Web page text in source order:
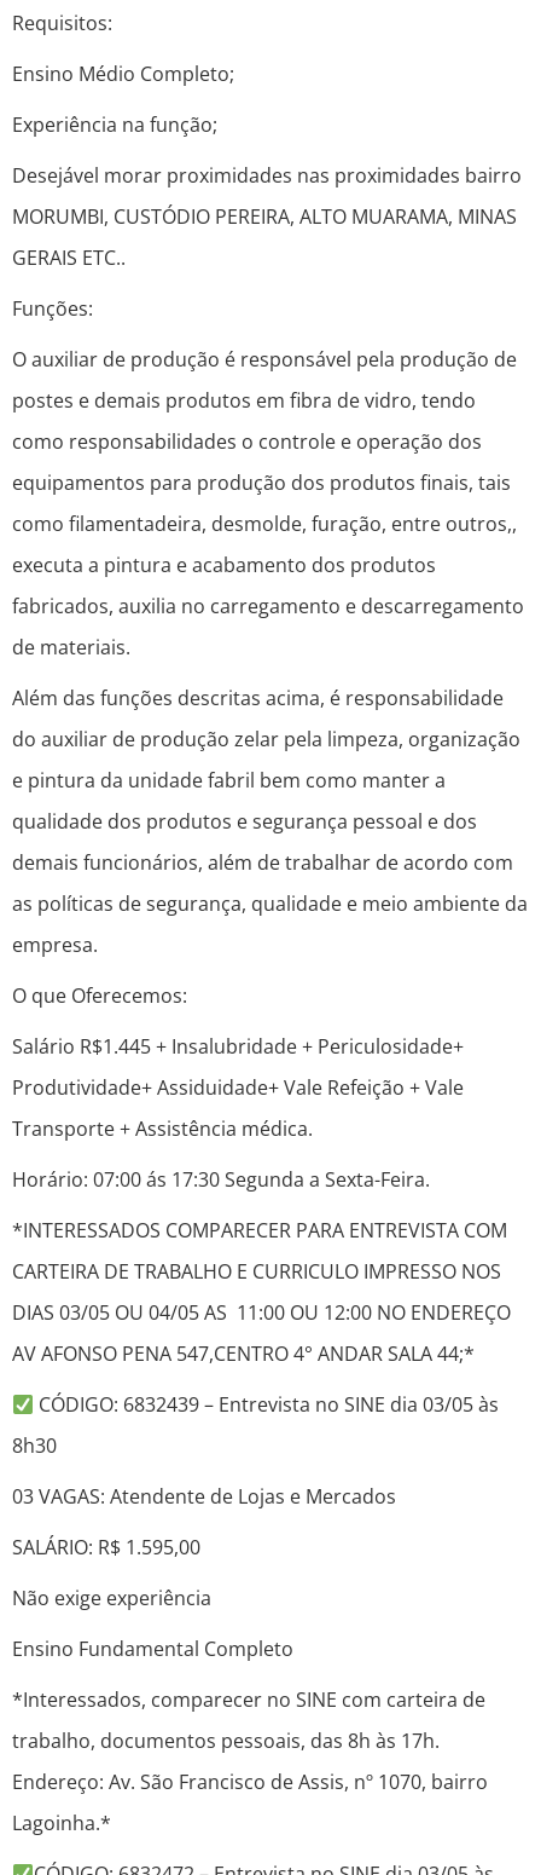
Requisitos:
Ensino Médio Completo;
Experiência na função;
Desejável morar proximidades nas proximidades bairro
MORUMBI, CUSTÓDIO PEREIRA, ALTO MUARAMA, MINAS
GERAIS ETC..
Funções:
O auxiliar de produção é responsável pela produção de
postes e demais produtos em fibra de vidro, tendo
como responsabilidades o controle e operação dos
equipamentos para produção dos produtos finais, tais
como filamentadeira, desmolde, furação, entre outros,,
executa a pintura e acabamento dos produtos
fabricados, auxilia no carregamento e descarregamento
de materiais.
Além das funções descritas acima, é responsabilidade
do auxiliar de produção zelar pela limpeza, organização
e pintura da unidade fabril bem como manter a
qualidade dos produtos e segurança pessoal e dos
demais funcionários, além de trabalhar de acordo com
as políticas de segurança, qualidade e meio ambiente da
empresa.
O que Oferecemos:
Salário R$1.445 + Insalubridade + Periculosidade+
Produtividade+ Assiduidade+ Vale Refeição + Vale
Transporte + Assistência médica.
Horário: 07:00 ás 17:30 Segunda a Sexta-Feira.
*INTERESSADOS COMPARECER PARA ENTREVISTA COM
CARTEIRA DE TRABALHO E CURRICULO IMPRESSO NOS
DIAS 03/05 OU 04/05 AS 11:00 OU 12:00 NO ENDEREÇO
AV AFONSO PENA 547,CENTRO 4° ANDAR SALA 44;*
CÓDIGO: 6832439 – Entrevista no SINE dia 03/05 às
8h30
03 VAGAS: Atendente de Lojas e Mercados
SALÁRIO: R$ 1.595,00
Não exige experiência
Ensino Fundamental Completo
*Interessados, comparecer no SINE com carteira de
trabalho, documentos pessoais, das 8h às 17h.
Endereço: Av. São Francisco de Assis, nº 1070, bairro
Lagoinha.*